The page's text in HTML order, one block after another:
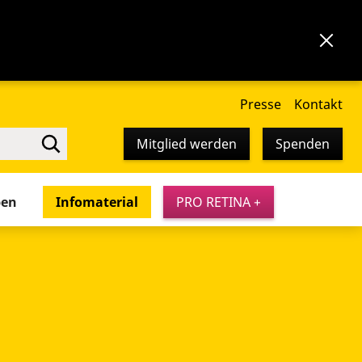
Presse Kontakt
Mitglied werden Spenden
Infomaterial PRO RETINA +